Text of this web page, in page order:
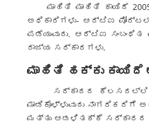
ಮಾಹಿತಿ ಮಾಹಿತಿ ಕಾಯಿದೆ
ಅಧಿಕಾರಿಗಳು- ಆರ್ಟಿಐ
ಪಡೆಯುವುದು. ಆರ್ಟಿಐ
ರಾಜ್ಯ ಸರ್ಕಾರಗಳು.
ಮಾಹಿತಿ ಹಕ್ಕು ಕಾಯಿದೆ
ಸರ್ಕಾರದ ಕೆಲಸದಲ್ಲಿ
ಮಾಡಿಕೊಳ್ಳುವುದು
ಮತ್ತು ಆಡಳಿತಕ್ಕೆ ಸರ್ಕಾರದ